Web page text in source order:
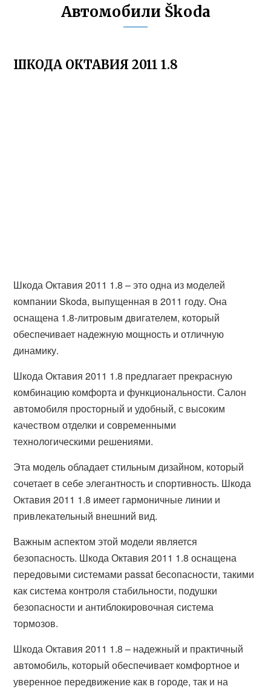
Автомобили Škoda
ШКОДА ОКТАВИЯ 2011 1.8
Шкода Октавия 2011 1.8 – это одна из моделей
компании Skoda, выпущенная в 2011 году. Она
оснащена 1.8-литровым двигателем, который
обеспечивает надежную мощность и отличную
динамику.
Шкода Октавия 2011 1.8 предлагает прекрасную
комбинацию комфорта и функциональности. Салон
автомобиля просторный и удобный, с высоким
качеством отделки и современными
технологическими решениями.
Эта модель обладает стильным дизайном, который
сочетает в себе элегантность и спортивность. Шкода
Октавия 2011 1.8 имеет гармоничные линии и
привлекательный внешний вид.
Важным аспектом этой модели является
безопасность. Шкода Октавия 2011 1.8 оснащена
передовыми системами passat бесопасности, такими
как система контроля стабильности, подушки
безопасности и антиблокировочная система
тормозов.
Шкода Октавия 2011 1.8 – надежный и практичный
автомобиль, который обеспечивает комфортное и
уверенное передвижение как в городе, так и на